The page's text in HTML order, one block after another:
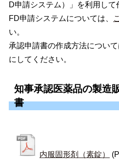
D申請システム）」を利用して
FD申請システムについては、
い。
承認申請書の作成方法につい
にしてください。
知事承認医薬品の製造
書
内服固形剤（素錠）